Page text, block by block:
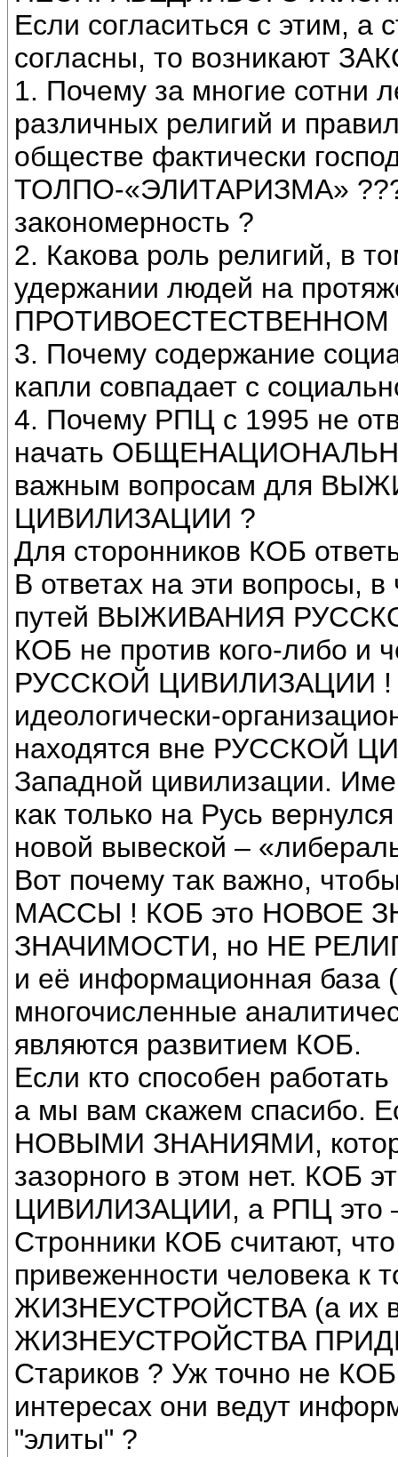
Если согласиться с этим, а
согласны, то возникают
1. Почему за многие сотни
различных религий и
обществе фактически
ТОЛПО-«ЭЛИТАРИЗМА» ???
закономерность ?
2. Какова роль религий, в
удержании людей на
ПРОТИВОЕСТЕСТВЕННОМ
3. Почему содержание
капли совпадает с
4. Почему РПЦ с 1995 не
начать
важным вопросам для
ЦИВИЛИЗАЦИИ ?
Для сторонников КОБ
В ответах на эти вопросы,
путей ВЫЖИВАНИЯ
КОБ не против кого-либо
РУССКОЙ ЦИВИЛИЗАЦИИ !
идеологически-
находятся вне РУССКОЙ
Западной цивилизации.
как только на Русь
новой вывеской –
Вот почему так важно,
МАССЫ ! КОБ это НОВОЕ
ЗНАЧИМОСТИ, но НЕ
и её информационная база
многочисленные
являются развитием КОБ.
Если кто способен
а мы вам скажем спасибо.
НОВЫМИ ЗНАНИЯМИ,
зазорного в этом нет.
ЦИВИЛИЗАЦИИ, а РПЦ это –
Стронники КОБ считают,
привеженности человека
ЖИЗНЕУСТРОЙСТВА (а их
ЖИЗНЕУСТРОЙСТВА
Стариков ? Уж точно не
интересах они ведут
"элиты" ?